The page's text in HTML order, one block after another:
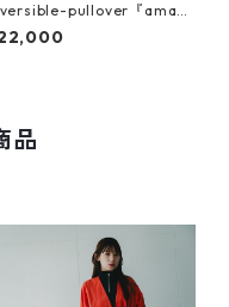
pullover『amasa
吊り裏毛 Type 袖付き
品